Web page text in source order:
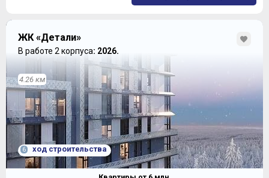
ЖК «Детали»
В работе 2 корпуса: 2026.
4.26 км
6 ход строительства